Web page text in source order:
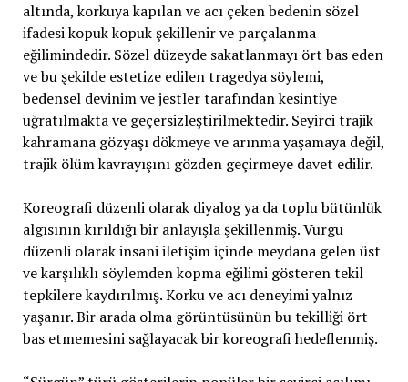
altında, korkuya kapılan ve acı çeken bedenin sözel
ifadesi kopuk kopuk şekillenir ve parçalanma
eğilimindedir. Sözel düzeyde sakatlanmayı ört bas eden
ve bu şekilde estetize edilen tragedya söylemi,
bedensel devinim ve jestler tarafından kesintiye
uğratılmakta ve geçersizleştirilmektedir. Seyirci trajik
kahramana gözyaşı dökmeye ve arınma yaşamaya değil,
trajik ölüm kavrayışını gözden geçirmeye davet edilir.
Koreografi düzenli olarak diyalog ya da toplu bütünlük
algısının kırıldığı bir anlayışla şekillenmiş. Vurgu
düzenli olarak insani iletişim içinde meydana gelen üst
ve karşılıklı söylemden kopma eğilimi gösteren tekil
tepkilere kaydırılmış. Korku ve acı deneyimi yalnız
yaşanır. Bir arada olma görüntüsünün bu tekilliği ört
bas etmemesini sağlayacak bir koreografi hedeflenmiş.